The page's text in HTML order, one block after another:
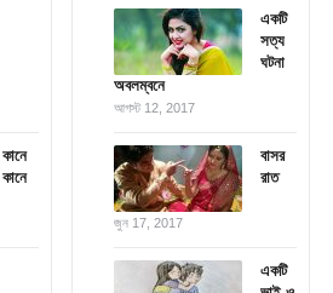
কানে
কানে
একটি
সত্য
ঘটনা
অবলম্বনে
আগস্ট 12, 2017
বাসর
রাত
জুন 17, 2017
একটি